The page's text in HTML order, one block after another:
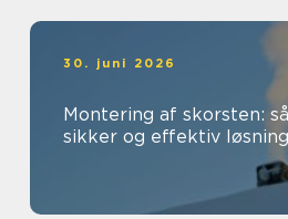
30. juni 2026
Montering af skorsten:
sikker og effektiv løsning